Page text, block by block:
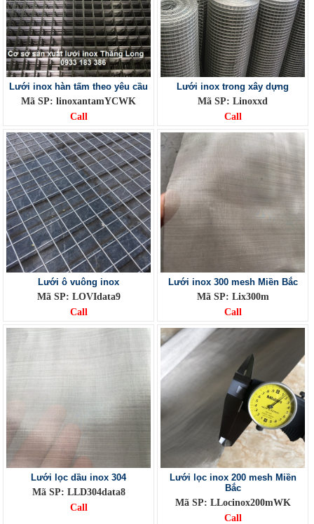
Lưới inox hàn tấm theo yêu cầu
Mã SP: linoxantamYCWK
Call
Lưới inox trong xây dựng
Mã SP: Linoxxd
Call
Lưới ô vuông inox
Mã SP: LOVIdata9
Call
Lưới inox 300 mesh Miền Bắc
Mã SP: Lix300m
Call
Lưới lọc dầu inox 304
Mã SP: LLD304data8
Call
Lưới lọc inox 200 mesh Miền
Bắc
Mã SP: LLocinox200mWK
Call